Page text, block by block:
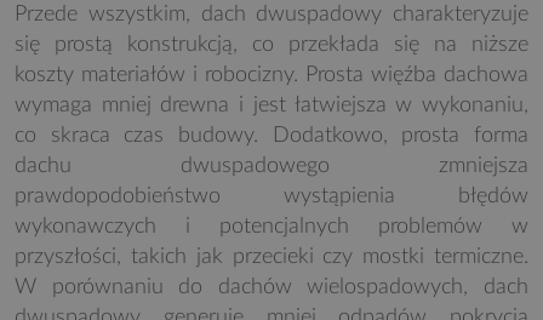
Przede wszystkim, dach dwuspadowy charakteryzuje
się prostą konstrukcją, co przekłada się na niższe
koszty materiałów i robocizny. Prosta więźba dachowa
wymaga mniej drewna i jest łatwiejsza w wykonaniu,
co skraca czas budowy. Dodatkowo, prosta forma
dachu dwuspadowego zmniejsza
prawdopodobieństwo wystąpienia błędów
wykonawczych i potencjalnych problemów w
przyszłości, takich jak przecieki czy mostki termiczne.
W porównaniu do dachów wielospadowych, dach